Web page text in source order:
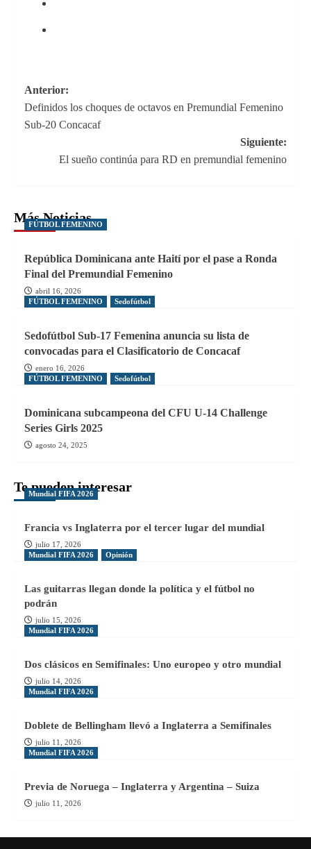
Navegación
de
Anterior:
Definidos los choques de octavos en Premundial Femenino
Sub-20 Concacaf
Siguiente:
El sueño continúa para RD en premundial femenino
Más Noticias
FÚTBOL FEMENINO
República Dominicana ante Haití por el pase a Ronda
Final del Premundial Femenino
abril 16, 2026
FÚTBOL FEMENINO
Sedofútbol
Sedofútbol Sub-17 Femenina anuncia su lista de
convocadas para el Clasificatorio de Concacaf
enero 16, 2026
FÚTBOL FEMENINO
Sedofútbol
Dominicana subcampeona del CFU U-14 Challenge
Series Girls 2025
agosto 24, 2025
Te pueden interesar
Mundial FIFA 2026
Francia vs Inglaterra por el tercer lugar del mundial
julio 17, 2026
Mundial FIFA 2026
Opinión
Las guitarras llegan donde la política y el fútbol no
podrán
julio 15, 2026
Mundial FIFA 2026
Dos clásicos en Semifinales: Uno europeo y otro mundial
julio 14, 2026
Mundial FIFA 2026
Doblete de Bellingham llevó a Inglaterra a Semifinales
julio 11, 2026
Mundial FIFA 2026
Previa de Noruega – Inglaterra y Argentina – Suiza
julio 11, 2026